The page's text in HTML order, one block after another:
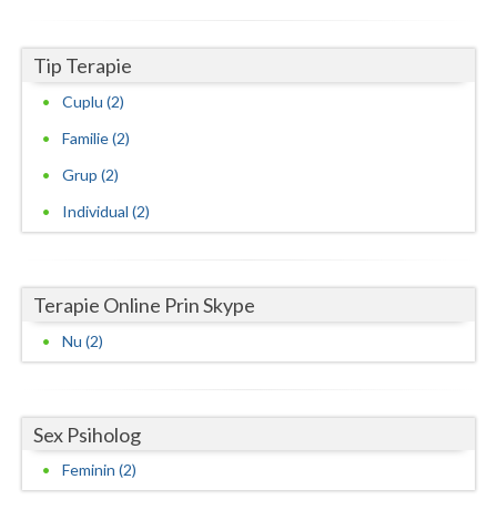
Tip Terapie
Cuplu (2)
Familie (2)
Grup (2)
Individual (2)
Terapie Online Prin Skype
Nu (2)
Sex Psiholog
Feminin (2)